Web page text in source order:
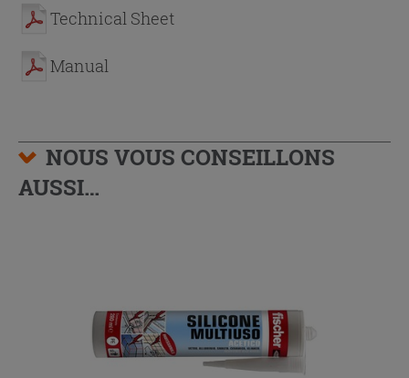
Technical Sheet
Manual
NOUS VOUS CONSEILLONS
AUSSI…